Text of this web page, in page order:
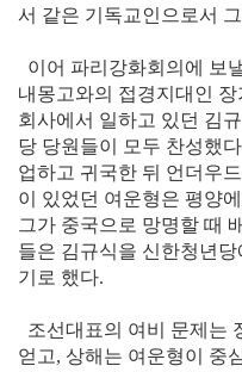
서 같은 기독교인으로서
이어 파리강화회의에 보
내몽고와의 접경지대인
회사에서 일하고 있던 김
당 당원들이 모두 찬성했
업하고 귀국한 뒤 언더우
이 있었던 여운형은 평양
그가 중국으로 망명할 때
들은 김규식을 신한청년
기로 했다.
조선대표의 여비 문제는
얻고, 상해는 여운형이 중